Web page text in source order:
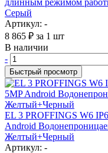
Серый
Артикул: -
8 865 ₽ за 1 шт
В наличии
-
Быстрый просмотр
EL 3 PROFFINGS W6
Android
Желтый+Черный
Артикул: -